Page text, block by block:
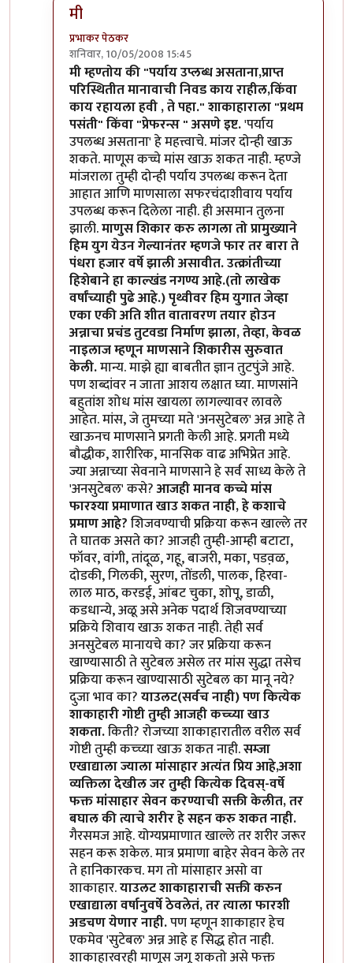
मी
प्रभाकर पेठकर
शनिवार, 10/05/2008 15:45
In reply toछट्...byमन
मी म्हण्तोय की "पर्याय उप्लब्ध असताना,प्राप्त
परिस्थितीत मानावाची निवड काय राहील,किंवा
काय रहायला हवी , ते पहा." शाकाहाराला "प्रथम
पसंती" किंवा "प्रेफरन्स " असणे इष्ट.'पर्याय
उपलब्ध असताना' हे महत्त्वाचे. मांजर दोन्ही खाऊ
शकते. माणूस कच्चे मांस खाऊ शकत नाही. म्हण्जे
मांजराला तुम्ही दोन्ही पर्याय उपलब्ध करून देता
आहात आणि माणसाला सफरचंदाशीवाय पर्याय
उपलब्ध करून दिलेला नाही. ही असमान तुलना
झाली.माणुस शिकार करु लागला तो प्रामुख्याने
हिम युग येउन गेल्यानंतर म्हणजे फार तर बारा ते
पंधरा हजार वर्षे झाली असावीत. उत्क्रांतीच्या
हिशेबाने हा काल्खंड नगण्य आहे.(तो लाखेक
वर्षांच्याही पुढे आहे.) पृथ्वीवर हिम युगात जेव्हा
एका एकी अति शीत वातावरण तयार होउन
अन्नाचा प्रचंड तुटवडा निर्माण झाला, तेव्हा, केवळ
नाइलाज म्हणून माणसाने शिकारीस सुरुवात
केली.मान्य. माझे ह्या बाबतीत ज्ञान तुटपुंजे आहे.
पण शब्दांवर न जाता आशय लक्षात घ्या. माणसांने
बहुतांश शोध मांस खायला लागल्यावर लावले
आहेत. मांस, जे तुमच्या मते 'अनसुटेबल' अन्न आहे ते
खाऊनच माणसाने प्रगती केली आहे. प्रगती मध्ये
बौद्धीक, शारीरिक, मानसिक वाढ अभिप्रेत आहे.
ज्या अन्नाच्या सेवनाने माणसाने हे सर्व साध्य केले ते
'अनसुटेबल' कसे?आजही मानव कच्चे मांस
फारश्या प्रमाणात खाउ शकत नाही, हे कशाचे
प्रमाण आहे?शिजवण्याची प्रक्रिया करून खाल्ले तर
ते घातक असते का? आजही तुम्ही-आम्ही बटाटा,
फॉवर, वांगी, तांदूळ, गहू, बाजरी, मका, पडव़ळ,
दोडकी, गिलकी, सुरण, तोंडली, पालक, हिरवा-
लाल माठ, करडई, आंबट चुका, शोपू, डाळी,
कडधान्ये, अळू असे अनेक पदार्थ शिजवण्याच्या
प्रक्रिये शिवाय खाऊ शकत नाही. तेही सर्व
अनसुटेबल मानायचे का? जर प्रक्रिया करून
खाण्यासाठी ते सुटेबल असेल तर मांस सुद्धा तसेच
प्रक्रिया करून खाण्यासाठी सुटेबल का मानू नये?
दुजा भाव का?याउलट(सर्वच नाही) पण कित्येक
शाकाहारी गोष्टी तुम्ही आजही कच्च्या खाउ
शकता.किती? रोजच्या शाकाहारातील वरील सर्व
गोष्टी तुम्ही कच्च्या खाऊ शकत नाही.सम्जा
एखाद्याला ज्याला मांसाहार अत्यंत प्रिय आहे,अशा
व्यक्तिला देखील जर तुम्ही कित्येक दिवस्-वर्षे
फक्त मांसाहार सेवन करण्याची सक्ती केलीत, तर
बघाल की त्याचे शरीर हे सहन करु शकत नाही.
गैरसमज आहे. योग्यप्रमाणात खाल्ले तर शरीर जरूर
सहन करू शकेल. मात्र प्रमाणा बाहेर सेवन केले तर
ते हानिकारकच. मग तो मांसाहार असो वा
शाकाहार.याउलट शाकाहाराची सक्ती करुन
एखाद्याला वर्षानुवर्षे ठेवलेतं, तर त्याला फारशी
अडचण येणार नाही.पण म्हणून शाकाहार हेच
एकमेव 'सुटेबल' अन्न आहे ह सिद्ध होत नाही.
शाकाहारवरही माणूस जगू शकतो असे फक्त